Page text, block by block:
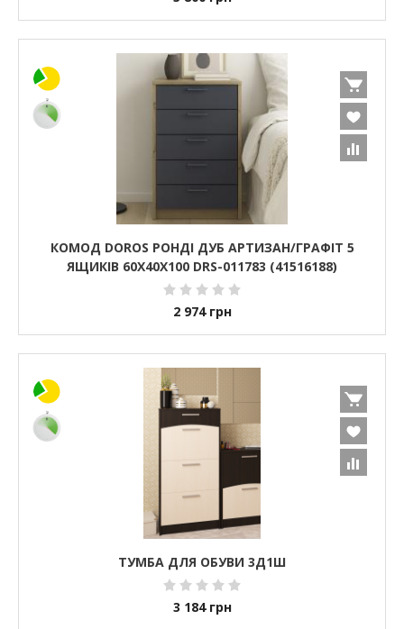
КОМОД DOROS РОНДІ ДУБ АРТИЗАН/ГРАФІТ 5
ЯЩИКІВ 60Х40Х100 DRS-011783 (41516188)
2 974 грн
ТУМБА ДЛЯ ОБУВИ 3Д1Ш
3 184 грн